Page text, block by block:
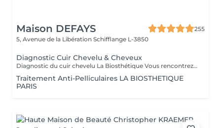
Maison DEFAYS
255
5, Avenue de la Libération Schifflange L-3850
Diagnostic Cuir Chevelu & Cheveux
Diagnostic du cuir chevelu La Biosthétique Vous rencontrez des problèmes au niveau du cuir chevelu ? Cheveux gras, pellicules, démangeaisons ou sécheresse cutanée ? Profitez de notre diagnostic professionnel du cuir chevelu pour identifier les causes et trouver des solutions adaptées à vos besoins. Grâce à une analyse précise, nous vous proposons des recommandations personnalisées pour retrouver un cuir chevelu sain et équilibré. N'hésitez pas à réserver votre rendez-vous dès maintenant
Traitement Anti-Pelliculaires LA BIOSTHETIQUE
PARIS